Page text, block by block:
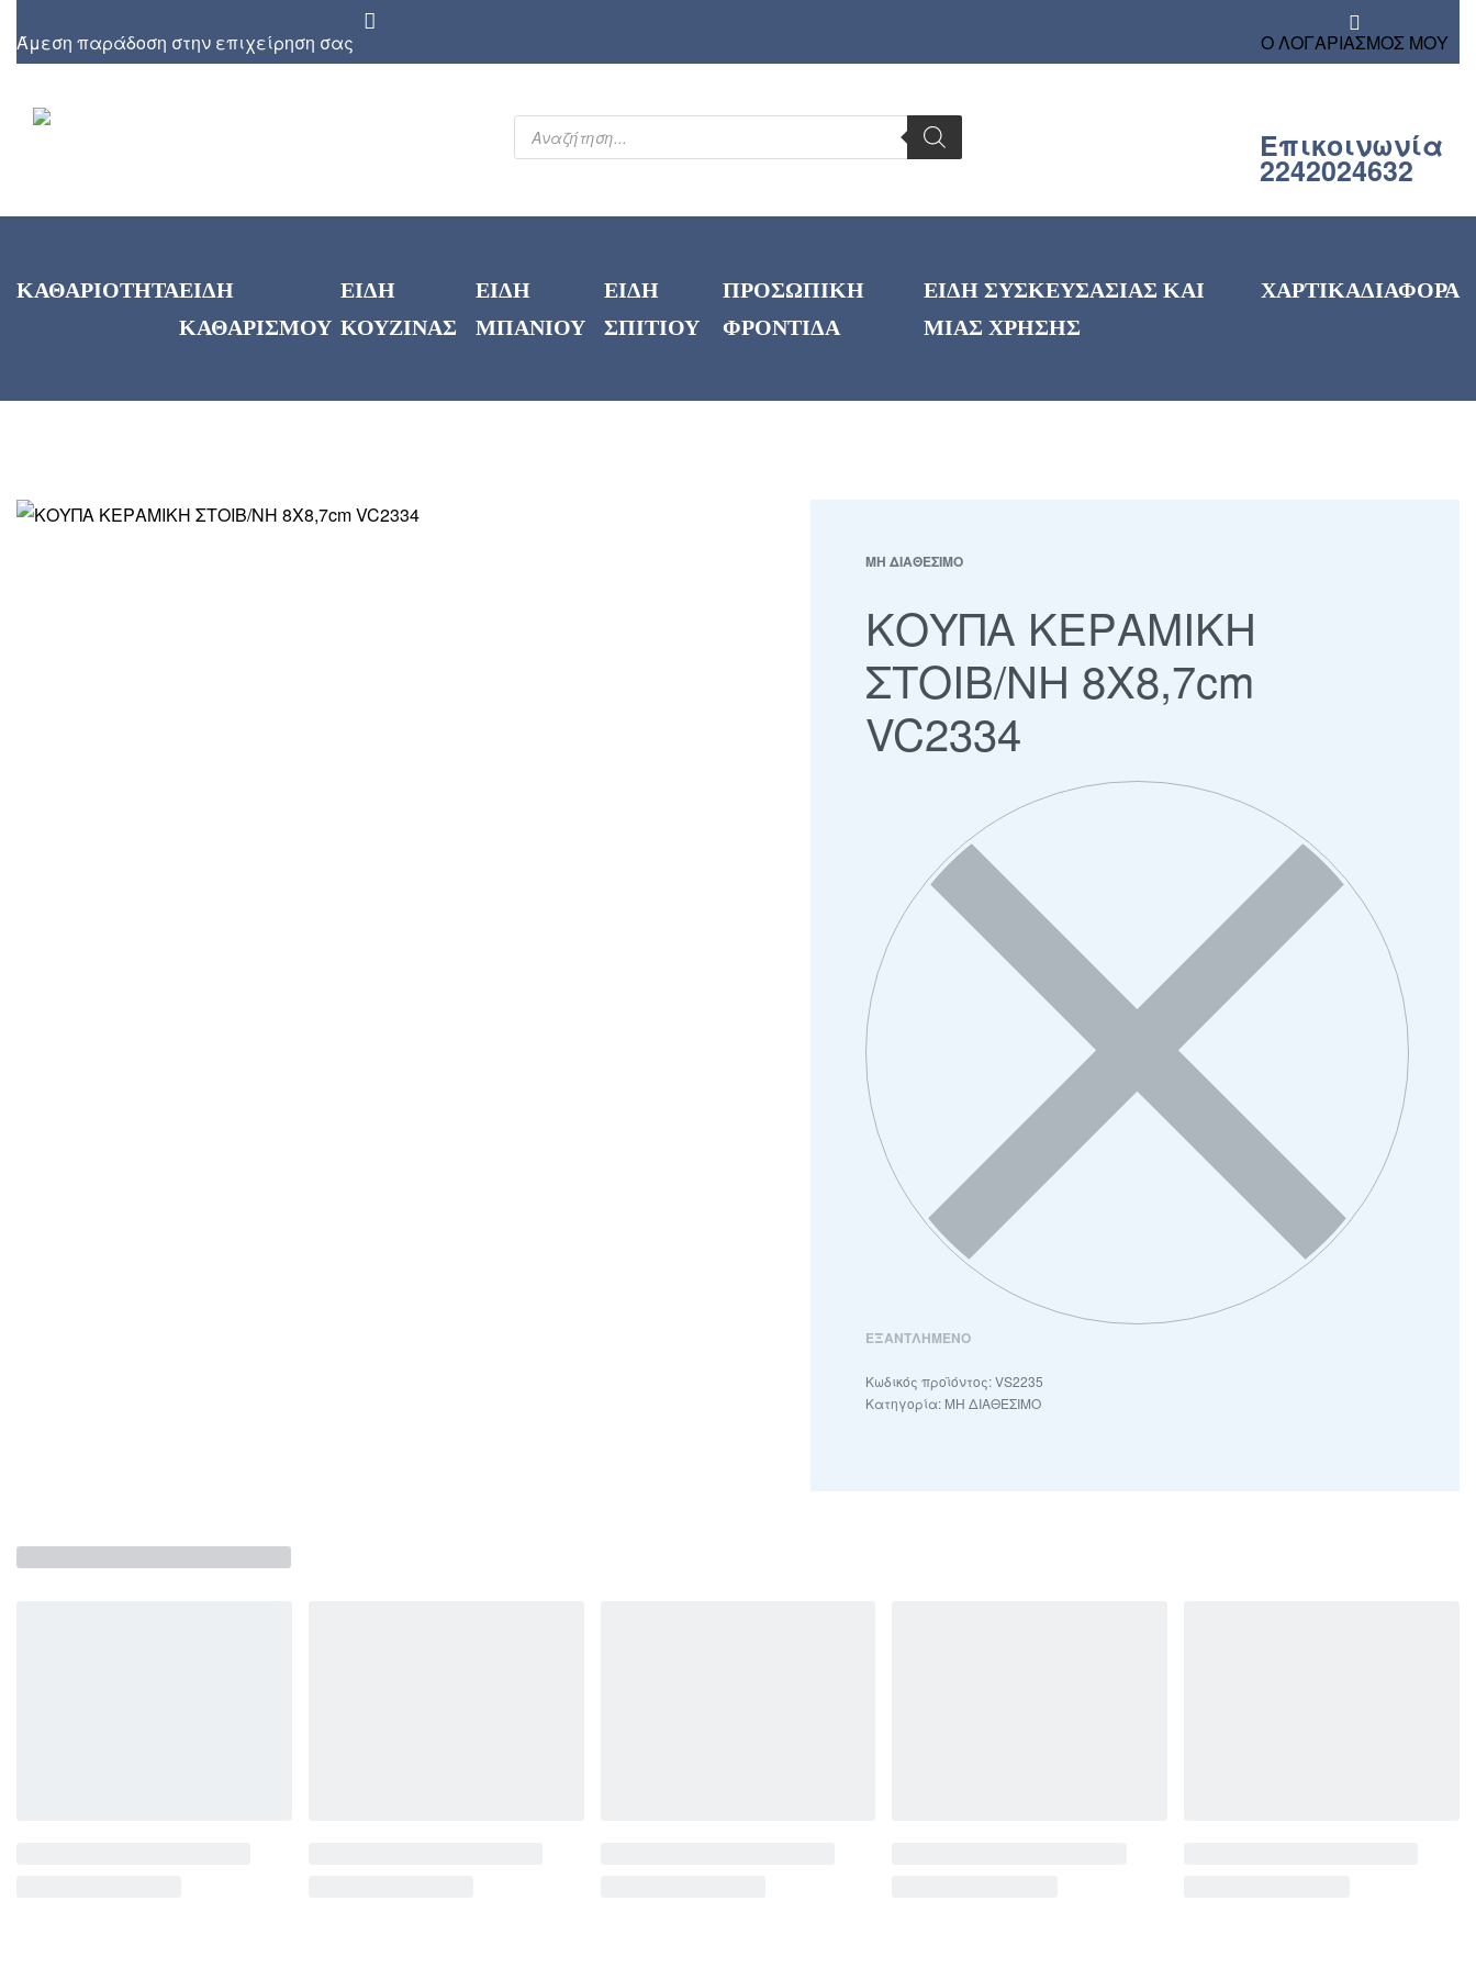
Άμεση παράδοση στην επιχείρηση σας Ο ΛΟΓΑΡΙΑΣΜΟΣ ΜΟΥ
Επικοινωνία
2242024632
ΚΑΘΑΡΙΟΤΗΤΑΕΙΔΗ
ΚΑΘΑΡΙΣΜΟΥ
ΕΙΔΗ
ΚΟΥΖΙΝΑΣ
ΕΙΔΗ
ΜΠΑΝΙΟΥ
ΕΙΔΗ
ΣΠΙΤΙΟΥ
ΠΡΟΣΩΠΙΚΗ
ΦΡΟΝΤΙΔΑ
ΕΙΔΗ ΣΥΣΚΕΥΣΑΣΙΑΣ ΚΑΙ
ΜΙΑΣ ΧΡΗΣΗΣ
ΧΑΡΤΙΚΑΔΙΑΦΟΡΑ
ΜΗ ΔΙΑΘΕΣΙΜΟ
ΚΟΥΠΑ ΚΕΡΑΜΙΚΗ
ΣΤΟΙΒ/ΝΗ 8Χ8,7cm
VC2334
ΕΞΑΝΤΛΗΜΈΝΟ
VS2235
Κατηγορία: ΜΗ ΔΙΑΘΕΣΙΜΟ